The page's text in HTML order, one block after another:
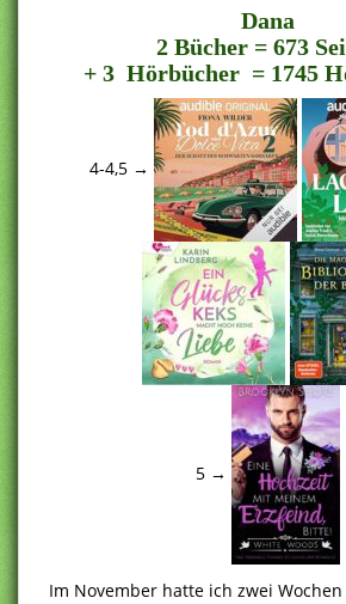
Dana
2 Bücher = 673
+ 3 Hörbücher = 1745
4-4,5 →
5 →
Im November hatte ich zwei